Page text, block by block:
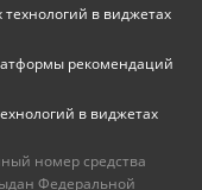
в виджетах
рекомендаций
в виджетах
номер средства
Федеральной